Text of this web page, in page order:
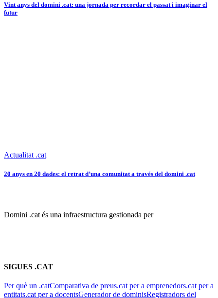
Vint anys del domini .cat: una jornada per recordar el passat i imaginar el
futur
SIGUES .CAT
Per què un .catComparativa de preus.cat per a emprenedors.cat per a
CONSOLIDA EL TEU .CAT
MOLT MÉS QUE UN DOMINI
Nosaltres Actualitat 20 anys del .cat Casos d'èxit
WappsUneix-te a la comunitat